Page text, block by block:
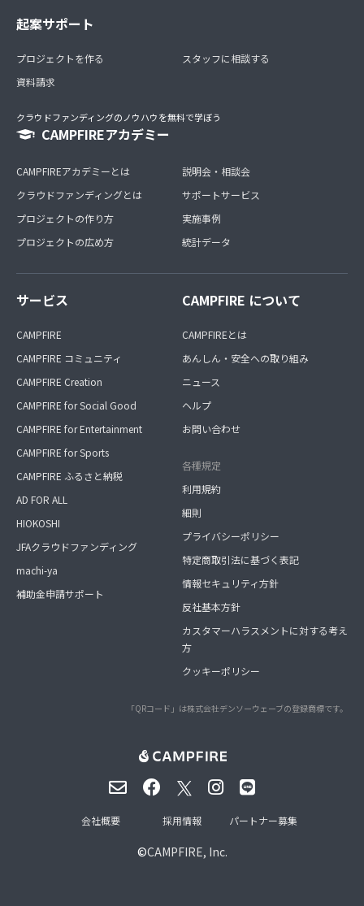
起案サポート
プロジェクトを作る
資料請求
スタッフに相談する
クラウドファンディングのノウハウを無料で学ぼう
CAMPFIREアカデミー
CAMPFIREアカデミーとは
クラウドファンディングとは
プロジェクトの作り方
プロジェクトの広め方
説明会・相談会
サポートサービス
実施事例
統計データ
サービス
CAMPFIRE
CAMPFIRE コミュニティ
CAMPFIRE Creation
CAMPFIRE for Social Good
CAMPFIRE for Entertainment
CAMPFIRE for Sports
CAMPFIRE ふるさと納税
AD FOR ALL
HIOKOSHI
JFAクラウドファンディング
machi-ya
補助金申請サポート
CAMPFIRE について
CAMPFIREとは
あんしん・安全への取り組み
ニュース
ヘルプ
お問い合わせ
各種規定
利用規約
細則
プライバシーポリシー
特定商取引法に基づく表記
情報セキュリティ方針
反社基本方針
カスタマーハラスメントに対する考え
方
クッキーポリシー
「QRコード」は株式会社デンソーウェーブの登録商標です。
©CAMPFIRE, Inc.
会社概要 採用情報 パートナー募集